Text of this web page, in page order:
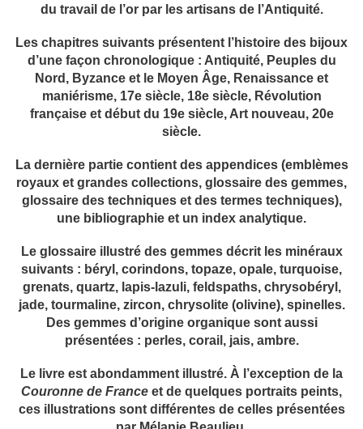
du travail de l’or par les artisans de l’Antiquité.
Les chapitres suivants présentent l’histoire des bijoux
d’une façon chronologique : Antiquité, Peuples du
Nord, Byzance et le Moyen Âge, Renaissance et
maniérisme, 17e siècle, 18e siècle, Révolution
française et début du 19e siècle, Art nouveau, 20e
siècle.
La dernière partie contient des appendices (emblèmes
royaux et grandes collections, glossaire des gemmes,
glossaire des techniques et des termes techniques),
une bibliographie et un index analytique.
Le glossaire illustré des gemmes décrit les minéraux
suivants : béryl, corindons, topaze, opale, turquoise,
grenats, quartz, lapis-lazuli, feldspaths, chrysobéryl,
jade, tourmaline, zircon, chrysolite (olivine), spinelles.
Des gemmes d’origine organique sont aussi
présentées : perles, corail, jais, ambre.
Le livre est abondamment illustré. À l’exception de la
Couronne de France et de quelques portraits peints,
ces illustrations sont différentes de celles présentées